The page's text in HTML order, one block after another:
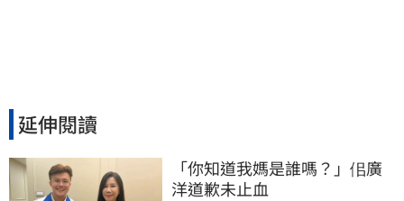
延伸閱讀
「你知道我媽是誰嗎？」佀廣
洋道歉未止血